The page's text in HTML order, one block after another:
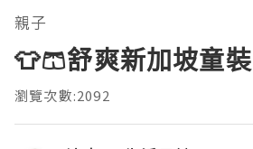
親子
👕🩳舒爽新加坡童裝
瀏覽次數:2092